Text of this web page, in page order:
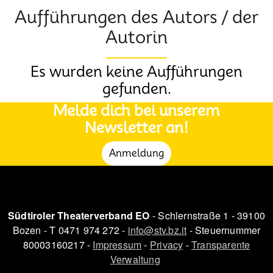
Aufführungen des Autors / der
Autorin
Es wurden keine Aufführungen
gefunden.
Melde dich bei unserem
Newsletter an!
Anmeldung
Südtiroler Theaterverband EO - Schlernstraße 1 - 39100
Bozen - T 0471 974 272 - info@stv.bz.it - Steuernummer
80003160217 - Impressum- Privacy -Transparente
Verwaltung